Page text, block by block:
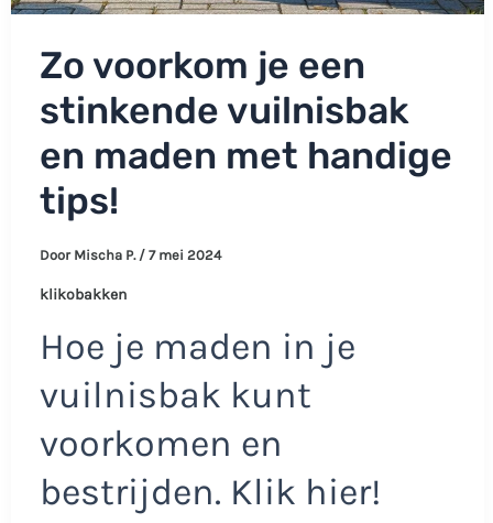
Zo voorkom je een
stinkende vuilnisbak
en maden met handige
tips!
Door Mischa P. / 7 mei 2024
klikobakken
Hoe je maden in je
vuilnisbak kunt
voorkomen en
bestrijden. Klik hier!